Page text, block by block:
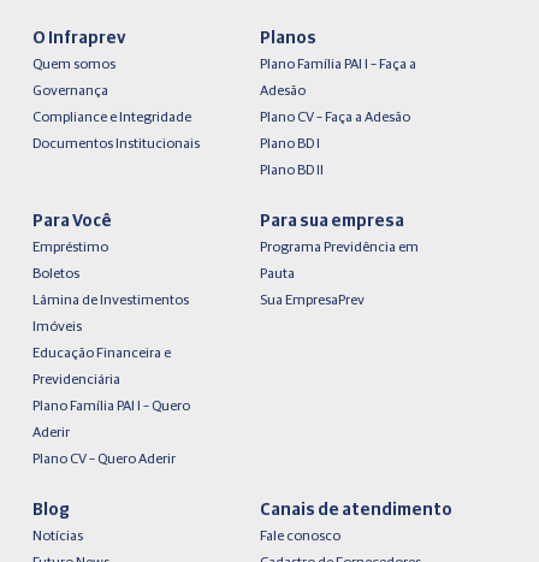
O Infraprev
Quem somos
Governança
Compliance e Integridade
Documentos Institucionais
Planos
Plano Família PAI I – Faça a
Adesão
Plano CV – Faça a Adesão
Plano BD I
Plano BD II
Para Você
Empréstimo
Boletos
Lâmina de Investimentos
Imóveis
Educação Financeira e
Previdenciária
Plano Família PAI I – Quero
Aderir
Plano CV – Quero Aderir
Para sua empresa
Programa Previdência em
Pauta
Sua EmpresaPrev
Blog
Notícias
Canais de atendimento
Fale conosco